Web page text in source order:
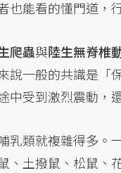
也能看的懂門道，
爬蟲與陸生無脊椎
說一般的共識是「
中受到激烈震動，
乳類就複雜得多。
、土撥鼠、松鼠、